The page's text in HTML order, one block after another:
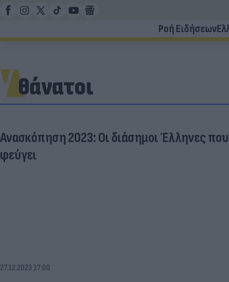
Ροή Ειδήσεων
θάνατοι
Ανασκόπηση 2023: Οι διάσημοι Έλληνες
φεύγει
27.12.2023 17:00